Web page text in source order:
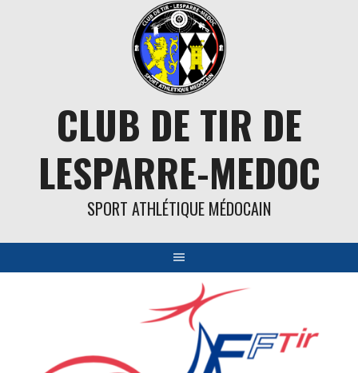
CLUB DE TIR DE
LESPARRE-MEDOC
SPORT ATHLÉTIQUE MÉDOCAIN